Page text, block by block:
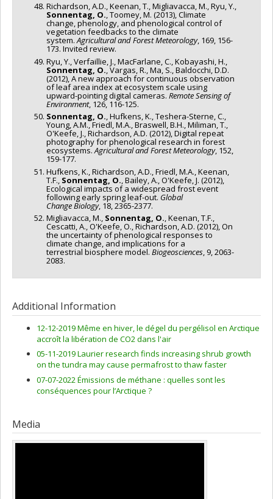
Richardson, A.D., Keenan, T., Migliavacca, M., Ryu, Y.,
Sonnentag, O., Toomey, M. (2013), Climate
change, phenology, and phenological control of
vegetation feedbacks to the climate
system.Agricultural and Forest Meteorology, 169, 156-
173. Invited review.
Ryu, Y., Verfaillie, J., MacFarlane, C., Kobayashi, H.,
Sonnentag, O., Vargas, R., Ma, S., Baldocchi, D.D.
(2012), A new approach for continuous observation
of leaf area index at ecosystem scale using
upward-pointing digital cameras. Remote Sensing of
Environment, 126, 116-125.
Sonnentag, O., Hufkens, K., Teshera-Sterne, C.,
Young, A.M., Friedl, M.A., Braswell, B.H., Miliman, T.,
O'Keefe, J., Richardson, A.D. (2012), Digital repeat
photography for phenological research in forest
ecosystems.Agricultural and Forest Meteorology, 152,
159-177.
Hufkens, K., Richardson, A.D., Friedl, M.A., Keenan,
T.F., Sonnentag, O., Bailey, A., O'Keefe, J. (2012),
Ecological impacts of a widespread frost event
following early spring leaf-out. Global
Change Biology, 18, 2365-2377.
Migliavacca, M., Sonnentag, O., Keenan, T.F.,
Cescatti, A., O'Keefe, O., Richardson, A.D. (2012), On
the uncertainty of phenological responses to
climate change, and implications for a
terrestrial biosphere model. Biogeosciences, 9, 2063-
2083.
Additional Information
12-12-2019 Même en hiver, le dégel du pergélisol en Arctique
accroît la libération de CO2 dans l'air
05-11-2019 Laurier research finds increasing shrub growth
on the tundra may cause permafrost to thaw faster
07-07-2022 Émissions de méthane : quelles sont les
conséquences pour l’Arctique ?
Media